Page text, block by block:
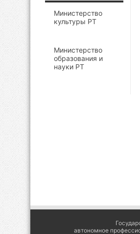
Министерство
культуры РТ
Министерство
образования и
науки РТ
автономное